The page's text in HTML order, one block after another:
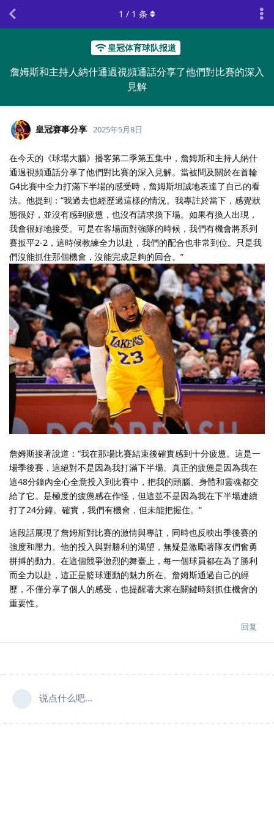
皇冠体育球队报道
詹姆斯和主持人納什通過視頻通話分享了他們對比賽的深入
見解
1 / 1 条
皇冠赛事分享 2025年5月8日
在今天的《球場大腦》播客第二季第五集中，詹姆斯和主持人納什
通過視頻通話分享了他們對比賽的深入見解。當被問及關於在首輪
G4比賽中全力打滿下半場的感受時，詹姆斯坦誠地表達了自己的看
法。他提到：“我過去也經歷過這樣的情況。我專註於當下，感覺狀
態很好，並沒有感到疲憊，也沒有請求換下場。如果有換人出現，
我會很好地接受。可是在客場面對強隊的時候，我們有機會將系列
賽扳平2-2，這時候教練全力以赴，我們的配合也非常到位。只是我
們沒能抓住那個機會，沒能完成足夠的回合。”
詹姆斯接著說道：“我在那場比賽結束後確實感到十分疲憊。這是一
場季後賽，這絕對不是因為我打滿下半場。真正的疲憊是因為我在
這48分鐘內全心全意投入到比賽中，把我的頭腦、身體和靈魂都交
給了它。是極度的疲憊感在作怪，但這並不是因為我在下半場連續
打了24分鐘。確實，我們有機會，但未能把握住。”
這段話展現了詹姆斯對比賽的激情與專註，同時也反映出季後賽的
強度和壓力。他的投入與對勝利的渴望，無疑是激勵著隊友們奮勇
拼搏的動力。在這個競爭激烈的舞臺上，每一個球員都在為了勝利
而全力以赴，這正是籃球運動的魅力所在。詹姆斯通過自己的經
歷，不僅分享了個人的感受，也提醒著大家在關鍵時刻抓住機會的
重要性。
回复
说点什么吧...